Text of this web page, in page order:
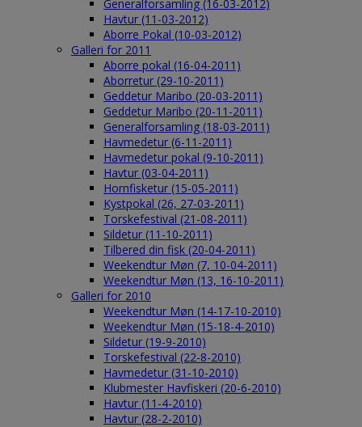
Generalforsamling (16-03-2012)
Havtur (11-03-2012)
Aborre Pokal (10-03-2012)
Galleri for 2011
Aborre pokal (16-04-2011)
Aborretur (29-10-2011)
Geddetur Maribo (20-03-2011)
Geddetur Maribo (20-11-2011)
Generalforsamling (18-03-2011)
Havmedetur (6-11-2011)
Havmedetur pokal (9-10-2011)
Havtur (03-04-2011)
Hornfisketur (15-05-2011)
Kystpokal (26, 27-03-2011)
Torskefestival (21-08-2011)
Sildetur (11-10-2011)
Tilbered din fisk (20-04-2011)
Weekendtur Møn (7, 10-04-2011)
Weekendtur Møn (13, 16-10-2011)
Galleri for 2010
Weekendtur Møn (14-17-10-2010)
Weekendtur Møn (15-18-4-2010)
Sildetur (19-9-2010)
Torskefestival (22-8-2010)
Havmedetur (31-10-2010)
Klubmester Havfiskeri (20-6-2010)
Havtur (11-4-2010)
Havtur (28-2-2010)